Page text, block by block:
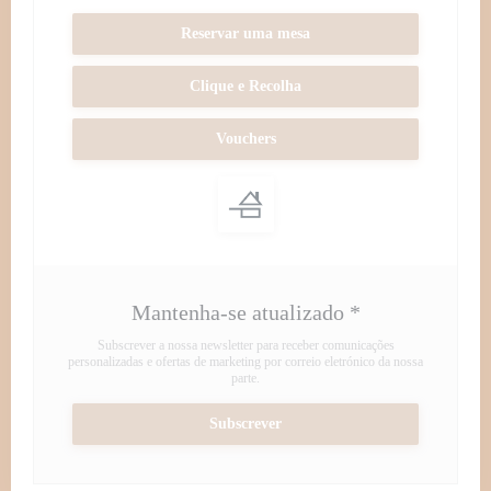
Reservar uma mesa
Clique e Recolha
Vouchers
Mantenha-se atualizado *
Subscrever a nossa newsletter para receber comunicações
personalizadas e ofertas de marketing por correio eletrónico da nossa
parte.
Subscrever